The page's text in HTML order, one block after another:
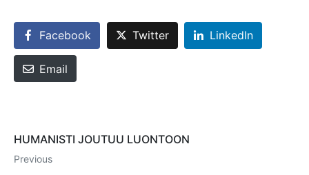
Facebook Twitter LinkedIn
Email
HUMANISTI JOUTUU LUONTOON
Previous